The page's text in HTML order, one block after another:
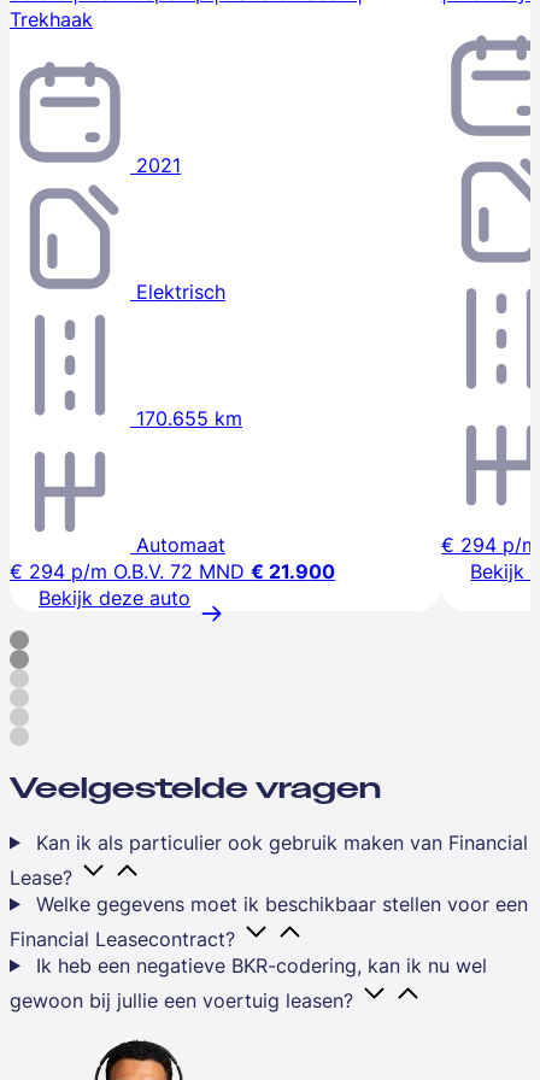
Trekhaak
2021
Elektrisch
170.655 km
Automaat
€ 294 p/m O.B.V. 72 MND € 21.900
Bekijk deze auto
€ 294 p/m
Bekijk
Veelgestelde vragen
Kan ik als particulier ook gebruik maken van Financial
Lease?
Welke gegevens moet ik beschikbaar stellen voor een
Financial Leasecontract?
Ik heb een negatieve BKR-codering, kan ik nu wel
gewoon bij jullie een voertuig leasen?